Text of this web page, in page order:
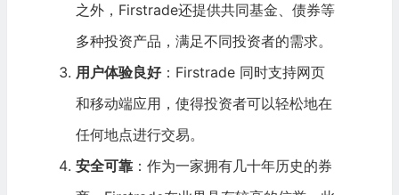
之外，Firstrade还提供共同基金、 债券等
多种投资产品，满足不同投资者的需求。
用户体验良好：Firstrade 同时支持网页
和移动端应用，使得投资者可以轻松地在
任何地点进行交易。
安全可靠：作为一家拥有几十年历史的券